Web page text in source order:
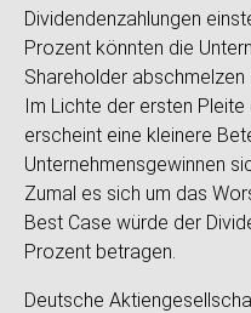
Dividendenzahlungen
Prozent könnten die
Shareholder
Im Lichte der ersten
erscheint eine kleinere
Unternehmensgewinnen
Zumal es sich um das
Best Case würde der
Prozent betragen.
Deutsche